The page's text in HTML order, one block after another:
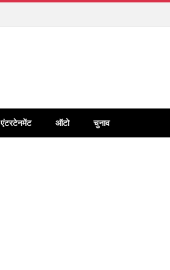
एंटरटेनमेंट ऑटो चुनाव